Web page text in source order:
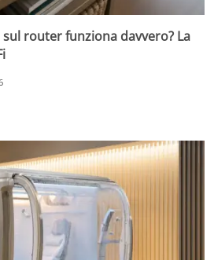
router funziona davvero? La